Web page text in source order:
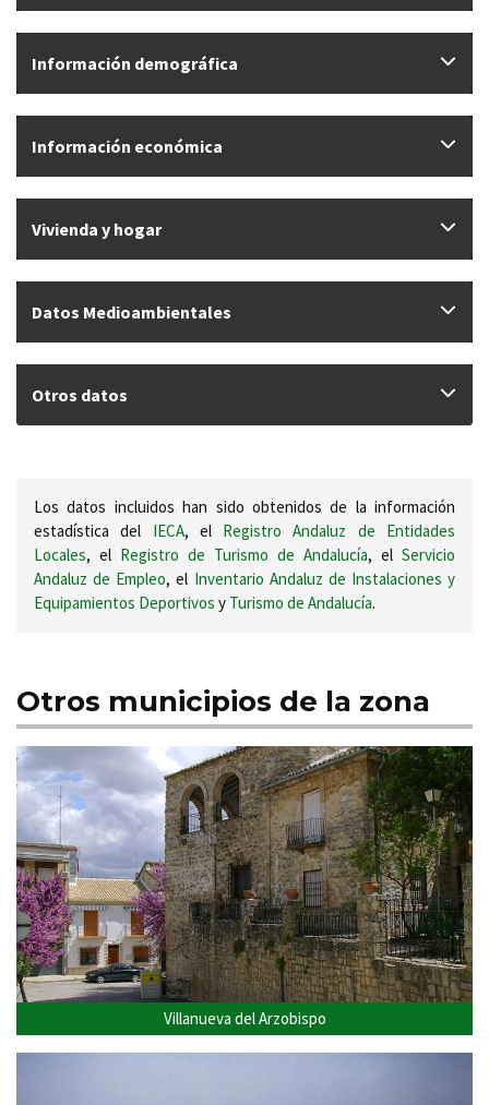
Información demográfica
Información económica
Vivienda y hogar
Datos Medioambientales
Otros datos
Los datos incluidos han sido obtenidos de la información
estadística del IECA, el Registro Andaluz de Entidades
Locales, el Registro de Turismo de Andalucía, el Servicio
Andaluz de Empleo, el Inventario Andaluz de Instalaciones y
Equipamientos Deportivos y Turismo de Andalucía.
Otros municipios de la zona
Villanueva del Arzobispo